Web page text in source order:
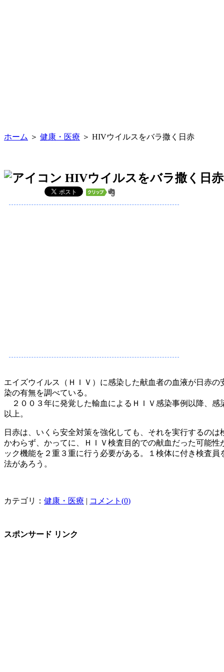
ホーム ＞ 健康・医療 ＞ HIVウイルスをバラ撒く日赤
HIVウイルスをバラ撒く日赤
エイズウイルス（ＨＩＶ）に感染した献血者の血液が日赤
染の有無を調べている。
２００３年に発覚した輸血によるＨＩＶ感染事例以降、
以上。
日赤は、いくら安全対策を強化しても、それを実行するの
かわらず、かってに、ＨＩＶ検査目的での献血だった可能
ック機能を２重３重に行う必要がある。１検体に付き検査
法があろう。
カテゴリ： 健康・医療 | コメント(0)
スポンサード リンク